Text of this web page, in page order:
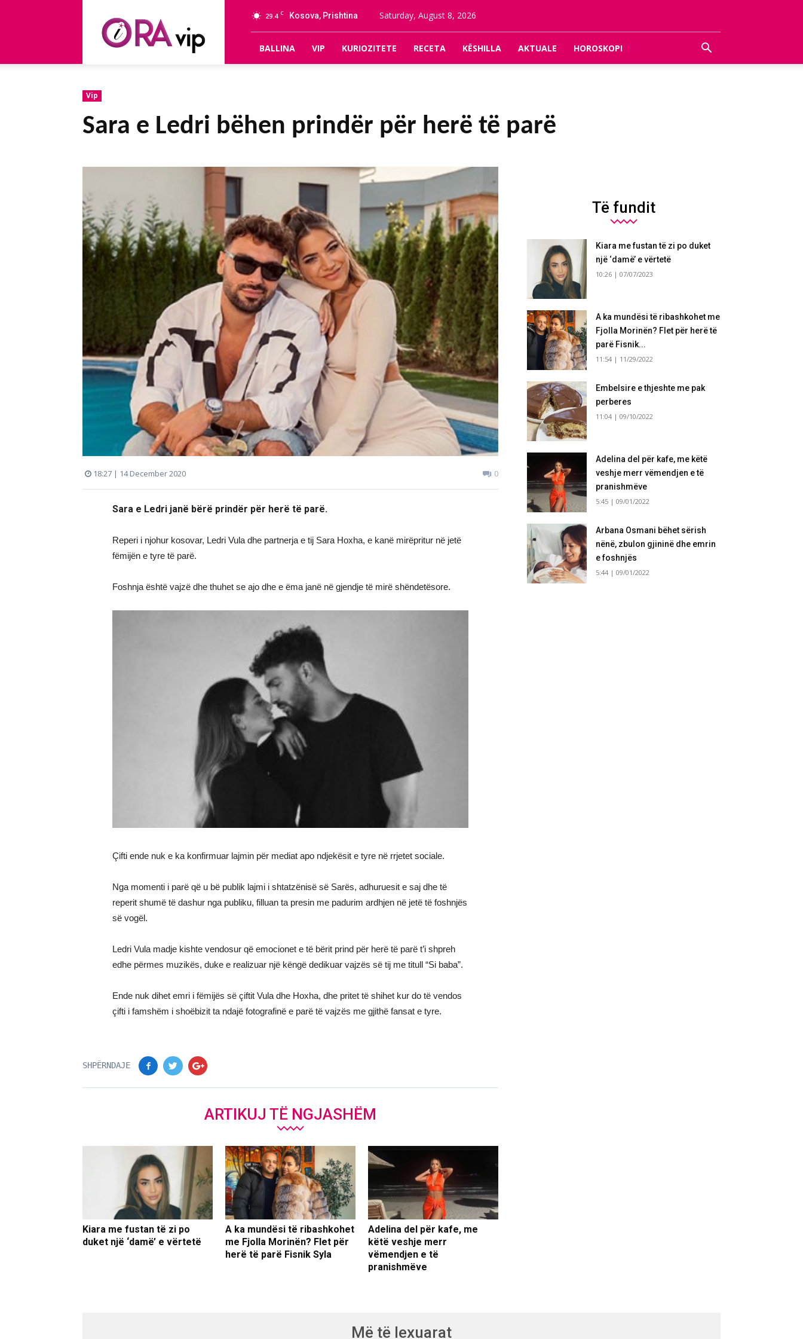
29.4 C Kosova, Prishtina Saturday, August 8, 2026
BALLINA VIP KURIOZITETE RECETA KËSHILLA AKTUALE HOROSKOPI
Vip
Sara e Ledri bëhen prindër për herë të parë
18:27 | 14 December 2020 0
Sara e Ledri janë bërë prindër për herë të parë.
Reperi i njohur kosovar, Ledri Vula dhe partnerja e tij Sara Hoxha, e kanë mirëpritur në jetë
fëmijën e tyre të parë.
Foshnja është vajzë dhe thuhet se ajo dhe e ëma janë në gjendje të mirë shëndetësore.
Çifti ende nuk e ka konfirmuar lajmin për mediat apo ndjekësit e tyre në rrjetet sociale.
Nga momenti i parë që u bë publik lajmi i shtatzënisë së Sarës, adhuruesit e saj dhe të
reperit shumë të dashur nga publiku, filluan ta presin me padurim ardhjen në jetë të foshnjës
së vogël.
Ledri Vula madje kishte vendosur që emocionet e të bërit prind për herë të parë t’i shpreh
edhe përmes muzikës, duke e realizuar një këngë dedikuar vajzës së tij me titull “Si baba”.
Ende nuk dihet emri i fëmijës së çiftit Vula dhe Hoxha, dhe pritet të shihet kur do të vendos
çifti i famshëm i shoëbizit ta ndajë fotografinë e parë të vajzës me gjithë fansat e tyre.
SHPËRNDAJE
ARTIKUJ TË NGJASHËM
Kiara me fustan të zi po
duket një ‘damë’ e vërtetë
A ka mundësi të ribashkohet
me Fjolla Morinën? Flet për
herë të parë Fisnik Syla
Adelina del për kafe, me
këtë veshje merr
vëmendjen e të
pranishmëve
Të fundit
Kiara me fustan të zi po duket
një ‘damë’ e vërtetë
10:26 | 07/07/2023
A ka mundësi të ribashkohet me
Fjolla Morinën? Flet për herë të
parë Fisnik...
11:54 | 11/29/2022
Embelsire e thjeshte me pak
perberes
11:04 | 09/10/2022
Adelina del për kafe, me këtë
veshje merr vëmendjen e të
pranishmëve
5:45 | 09/01/2022
Arbana Osmani bëhet sërish
nënë, zbulon gjininë dhe emrin
e foshnjës
5:44 | 09/01/2022
Më të lexuarat